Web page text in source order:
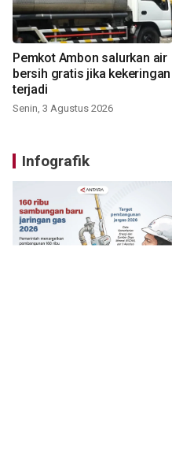
Pemkot Ambon salurkan air
bersih gratis jika kekeringan
terjadi
Senin, 3 Agustus 2026
Infografik